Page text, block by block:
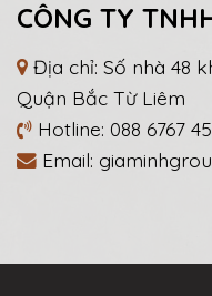
CÔNG TY
Địa chỉ: Số nhà 48
Quận Bắc Từ Liêm
Hotline: 088 6767
Email: